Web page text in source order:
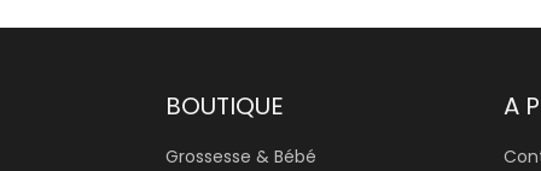
BOUTIQUE
Grossesse & Bébé
A